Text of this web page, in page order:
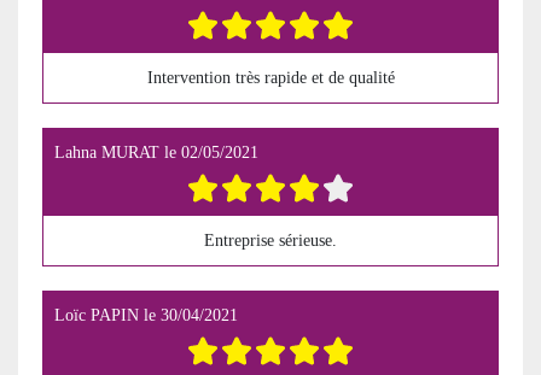
Intervention très rapide et de qualité
Lahna MURAT le 02/05/2021
Entreprise sérieuse.
Loïc PAPIN le 30/04/2021